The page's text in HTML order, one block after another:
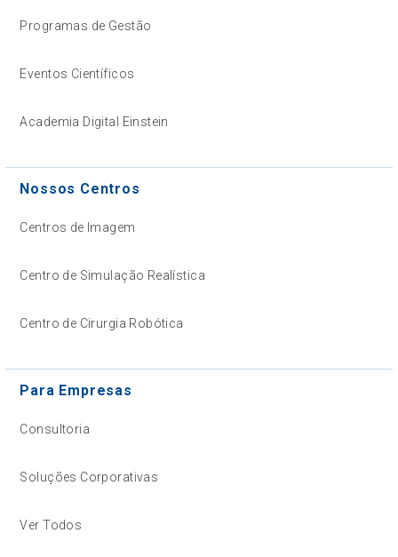
Programas de Gestão
Eventos Científicos
Academia Digital Einstein
Nossos Centros
Centros de Imagem
Centro de Simulação Realística
Centro de Cirurgia Robótica
Para Empresas
Consultoria
Soluções Corporativas
Ver Todos